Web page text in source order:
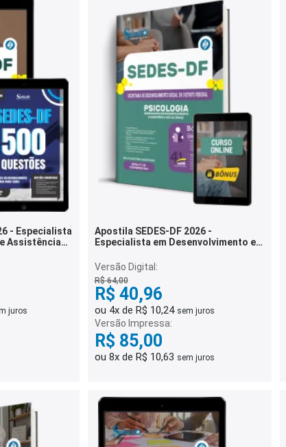
- Especialista
Assistência
juros
Apostila SEDES-DF 2026 -
Especialista em Desenvolvimento e
Psicologia
Versão Digital:
R$ 64,00
R$ 40,96
ou 4x de R$ 10,24 sem juros
Versão Impressa:
R$ 85,00
ou 8x de R$ 10,63 sem juros